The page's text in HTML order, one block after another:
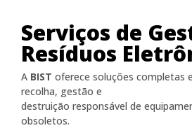
Serviços de
Resíduos
A BIST oferece soluções completas
recolha, gestão e
destruição responsável de
obsoletos.